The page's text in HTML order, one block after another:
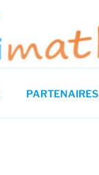
PARTENAIRES